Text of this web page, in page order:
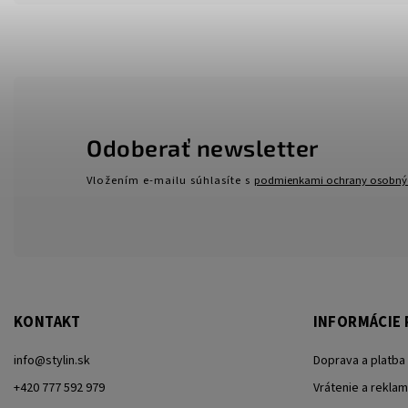
KONTAKT
info@stylin.sk
+420 777 592 979
INFORMÁCIE
Doprava a platba
Vrátenie a
Odoberať newsletter
Vložením e-mailu súhlasíte s podmienkami ochrany